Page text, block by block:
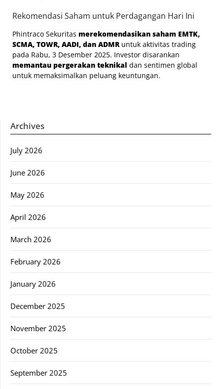
Rekomendasi Saham untuk Perdagangan Hari Ini
Phintraco Sekuritas merekomendasikan saham EMTK,
SCMA, TOWR, AADI, dan ADMR untuk aktivitas trading
pada Rabu, 3 Desember 2025. Investor disarankan
memantau pergerakan teknikal dan sentimen global
untuk memaksimalkan peluang keuntungan.
Archives
July 2026
June 2026
May 2026
April 2026
March 2026
February 2026
January 2026
December 2025
November 2025
October 2025
September 2025